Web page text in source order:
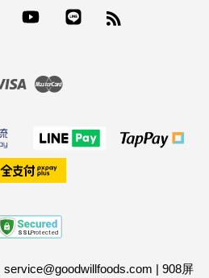
Instagram YouTube
Visa
service@goodwillfoods.com | 908屏